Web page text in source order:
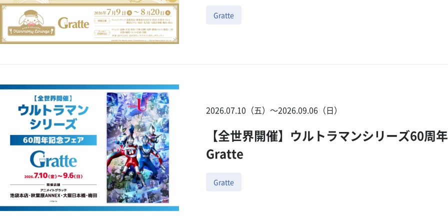
Gratte
2026.07.10（五）〜2026.09.06（日）
【全世界開催】ウルトラマンシリーズ60周
Gratte
Gratte